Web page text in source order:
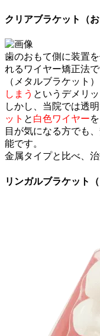
クリアブラケット（お
歯のおもて側に装置
れるワイヤー矯正法
（メタルブラケット
しまう というデメリ
しかし、当院では透
ット と 白色ワイヤー
目が気になる方でも
能です。
金属タイプと比べ、
リンガルブラケット（